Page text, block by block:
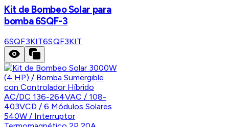
Kit de Bombeo Solar para
bomba 6SQF-3
6SQF3KIT6SQF3KIT